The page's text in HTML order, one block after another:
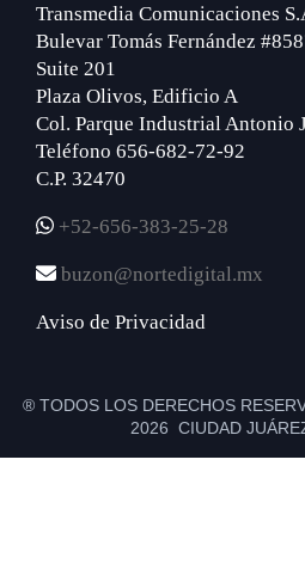
Transmedia Comunicaciones
Bulevar Tomás Fernández
Suite 201
Plaza Olivos, Edificio A
Col. Parque Industrial Antonio
Teléfono 656-682-72-92
C.P. 32470
+52-656-383-25-28
buzon@nortedigital.mx
Aviso de Privacidad
® TODOS LOS DERECHOS
2026 CIUDAD